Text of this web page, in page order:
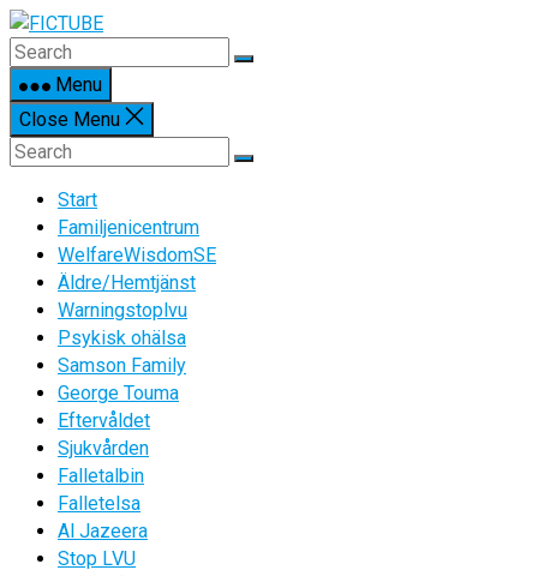
Skip
to
contentMenu
Close Menu
Start
Familjenicentrum
WelfareWisdomSE
Äldre/Hemtjänst
Warningstoplvu
Psykisk ohälsa
Samson Family
George Touma
Eftervåldet
Sjukvården
Falletalbin
Falletelsa
Al Jazeera
Stop LVU